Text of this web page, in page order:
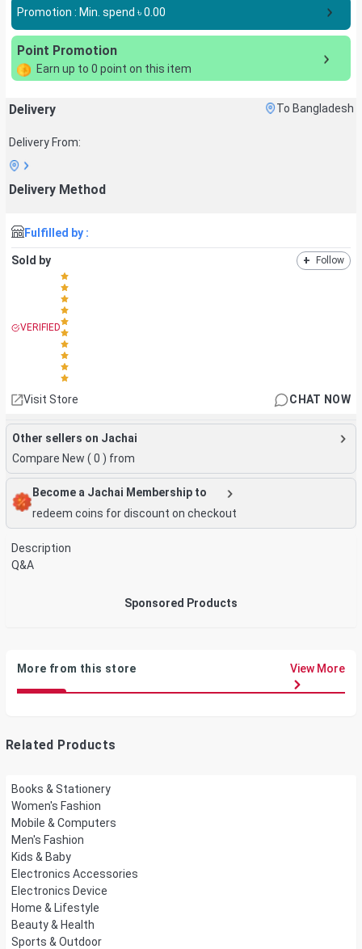
Promotion : Min. spend ৳0.00
Point Promotion
Earn up to 0 point on this item
Delivery To Bangladesh
Delivery From:
Delivery Method
Fulfilled by :
Sold by + Follow
VERIFIED
Visit Store CHAT NOW
Other sellers on Jachai
Compare New ( 0 ) from
Become a Jachai Membership to
redeem coins for discount on checkout
Description
Q&A
Sponsored Products
More from this store View More
Related Products
Books & Stationery
Women's Fashion
Mobile & Computers
Men's Fashion
Kids & Baby
Electronics Accessories
Electronics Device
Home & Lifestyle
Beauty & Health
Sports & Outdoor